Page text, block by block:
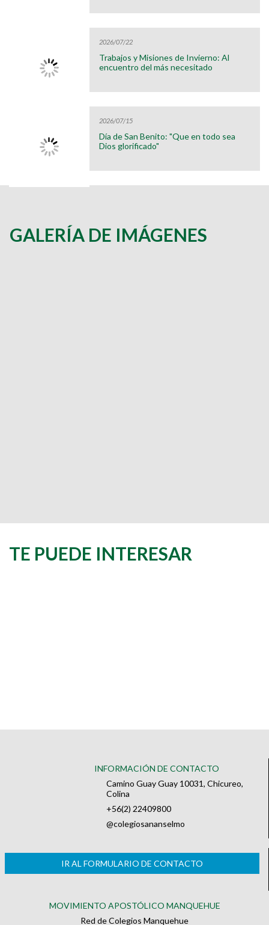
2026/07/22
Trabajos y Misiones de Invierno: Al
encuentro del más necesitado
2026/07/15
Día de San Benito: "Que en todo sea
Dios glorificado"
GALERÍA DE IMÁGENES
TE PUEDE INTERESAR
INFORMACIÓN DE CONTACTO
Camino Guay Guay 10031, Chicureo,
Colina
+56(2) 22409800
@colegiosananselmo
IR AL FORMULARIO DE CONTACTO
MOVIMIENTO APOSTÓLICO MANQUEHUE
Red de Colegios Manquehue